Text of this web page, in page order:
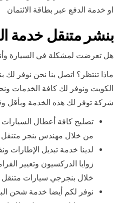
او خدمة الدفع عبر بطاقة الائتمان
بنشر متنقل خدمة
هل تعرضت لمشكلة في السيارة
ماذا تنتظر؟ اتصل بنا نحن نوفر
الكويت ونوفر لك كافة الخدمات
شركة توفر لك هذه الخدمة وبأقل
تصليح كافة أعطال السيارات
من خلال مهندس بنجر
لدينا خدمة تبديل الإطارات
زوايا الدركسيون وتعيير
خلال بنجرجي سيارات متنقل
نوفر لكم أيضا خدمة شحن